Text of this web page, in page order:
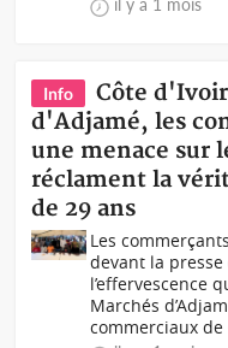
il y a 1 mois
Info
Côte
d'Adjamé, les
une menace sur
réclament la
de 29 ans
Les
devant la presse
l’effervescence
Marchés
commerciaux de